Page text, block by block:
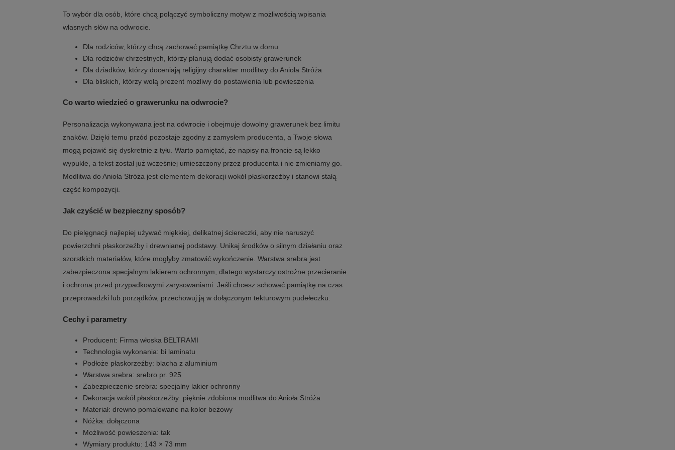
To wybór dla osób, które chcą połączyć symboliczny motyw z możliwością wpisania
własnych słów na odwrocie.
Dla rodziców, którzy chcą zachować pamiątkę Chrztu w domu
Dla rodziców chrzestnych, którzy planują dodać osobisty grawerunek
Dla dziadków, którzy doceniają religijny charakter modlitwy do Anioła Stróża
Dla bliskich, którzy wolą prezent możliwy do postawienia lub powieszenia
Co warto wiedzieć o grawerunku na odwrocie?
Personalizacja wykonywana jest na odwrocie i obejmuje dowolny grawerunek bez limitu
znaków. Dzięki temu przód pozostaje zgodny z zamysłem producenta, a Twoje słowa
mogą pojawić się dyskretnie z tyłu. Warto pamiętać, że napisy na froncie są lekko
wypukłe, a tekst został już wcześniej umieszczony przez producenta i nie zmieniamy go.
Modlitwa do Anioła Stróża jest elementem dekoracji wokół płaskorzeźby i stanowi stałą
część kompozycji.
Jak czyścić w bezpieczny sposób?
Do pielęgnacji najlepiej używać miękkiej, delikatnej ściereczki, aby nie naruszyć
powierzchni płaskorzeźby i drewnianej podstawy. Unikaj środków o silnym działaniu oraz
szorstkich materiałów, które mogłyby zmatowić wykończenie. Warstwa srebra jest
zabezpieczona specjalnym lakierem ochronnym, dlatego wystarczy ostrożne przecieranie
i ochrona przed przypadkowymi zarysowaniami. Jeśli chcesz schować pamiątkę na czas
przeprowadzki lub porządków, przechowuj ją w dołączonym tekturowym pudełeczku.
Cechy i parametry
Producent: Firma włoska BELTRAMI
Technologia wykonania: bi laminatu
Podłoże płaskorzeźby: blacha z aluminium
Warstwa srebra: srebro pr. 925
Zabezpieczenie srebra: specjalny lakier ochronny
Dekoracja wokół płaskorzeźby: pięknie zdobiona modlitwa do Anioła Stróża
Materiał: drewno pomalowane na kolor beżowy
Nóżka: dołączona
Możliwość powieszenia: tak
Wymiary produktu: 143 × 73 mm